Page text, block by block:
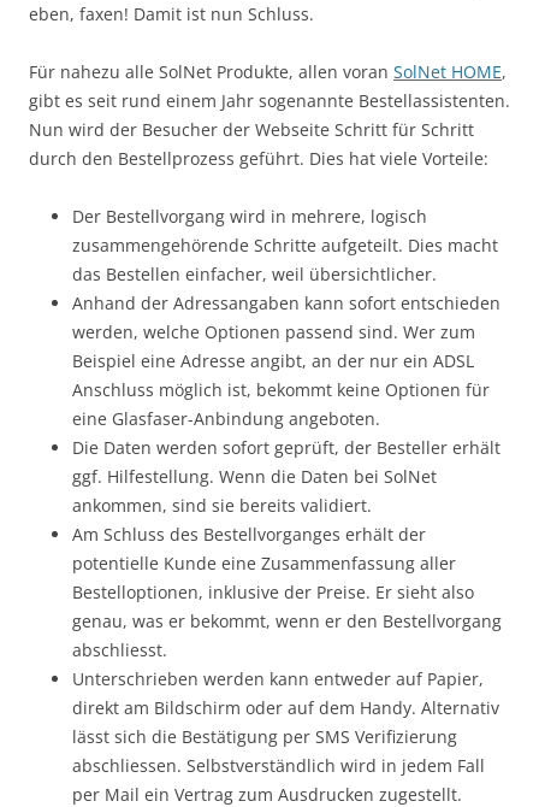
eben, faxen! Damit ist nun Schluss.
Für nahezu alle SolNet Produkte, allen voran SolNet HOME,
gibt es seit rund einem Jahr sogenannte Bestellassistenten.
Nun wird der Besucher der Webseite Schritt für Schritt
durch den Bestellprozess geführt. Dies hat viele Vorteile:
Der Bestellvorgang wird in mehrere, logisch
zusammengehörende Schritte aufgeteilt. Dies macht
das Bestellen einfacher, weil übersichtlicher.
Anhand der Adressangaben kann sofort entschieden
werden, welche Optionen passend sind. Wer zum
Beispiel eine Adresse angibt, an der nur ein ADSL
Anschluss möglich ist, bekommt keine Optionen für
eine Glasfaser-Anbindung angeboten.
Die Daten werden sofort geprüft, der Besteller erhält
ggf. Hilfestellung. Wenn die Daten bei SolNet
ankommen, sind sie bereits validiert.
Am Schluss des Bestellvorganges erhält der
potentielle Kunde eine Zusammenfassung aller
Bestelloptionen, inklusive der Preise. Er sieht also
genau, was er bekommt, wenn er den Bestellvorgang
abschliesst.
Unterschrieben werden kann entweder auf Papier,
direkt am Bildschirm oder auf dem Handy. Alternativ
lässt sich die Bestätigung per SMS Verifizierung
abschliessen. Selbstverständlich wird in jedem Fall
per Mail ein Vertrag zum Ausdrucken zugestellt.